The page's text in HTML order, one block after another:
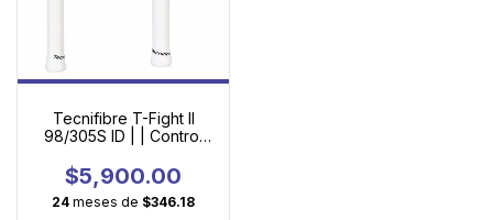
Tecnifibre T-Fight II
98/305S ID | | Control
para competidores
exigentes
$5,900.00
24 meses de $346.18